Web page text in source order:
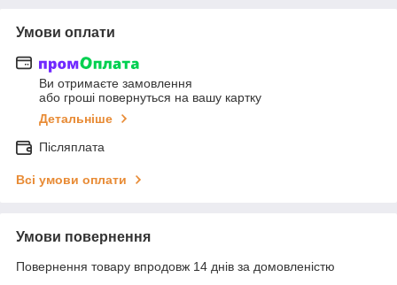
Умови оплати
Ви отримаєте замовлення
або гроші повернуться на вашу картку
Детальніше
Післяплата
Всі умови оплати
Умови повернення
Повернення товару впродовж 14 днів за домовленістю